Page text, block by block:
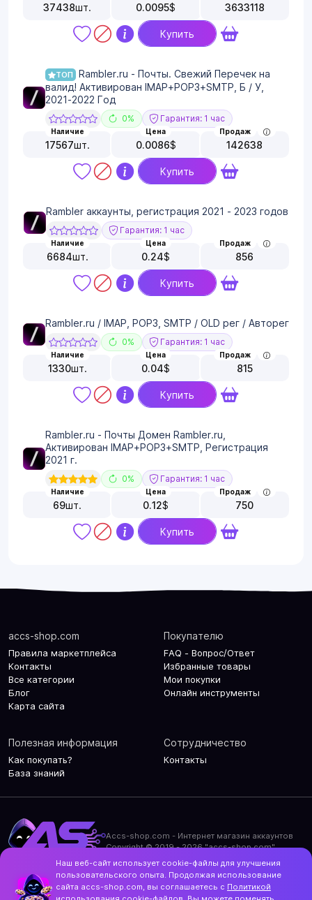
37438шт. 0.0095$ 3633118
Купить
ТОП
Rambler.ru - Почты. Свежий Перечек на
валид! Активирован IMAP+POP3+SMTP, Б / У,
2021-2022 Год
0% Гарантия: 1 час
Наличие
17567шт.
Цена
0.0086$
Продаж
142638
Купить
Rambler аккаунты, регистрация 2021 - 2023 годов
Гарантия: 1 час
Наличие
6684шт.
Цена
0.24$
Продаж
856
Купить
Rambler.ru / IMAP, POP3, SMTP / OLD рег / Авторег
0% Гарантия: 1 час
Наличие
1330шт.
Цена
0.04$
Продаж
815
Купить
Rambler.ru - Почты Домен Rambler.ru,
Активирован IMAP+POP3+SMTP, Регистрация
2021 г.
0% Гарантия: 1 час
Наличие
69шт.
Цена
0.12$
Продаж
750
Купить
accs-shop.com
Правила маркетплейса
Контакты
Все категории
Блог
Карта сайта
Покупателю
FAQ - Вопрос/Ответ
Избранные товары
Мои покупки
Онлайн инструменты
Полезная информация
Как покупать?
База знаний
Сотрудничество
Контакты
Accs-shop.com - Интернет магазин аккаунтов
Copyright © 2019 - 2026 "accs-shop.com"
Политика использования cookie-файлов
Контакты и актуальный адрес сайта
Наш веб-сайт использует cookie-файлы для улучшения
пользовательского опыта. Продолжая использование
сайта accs-shop.com, вы соглашаетесь с Политикой